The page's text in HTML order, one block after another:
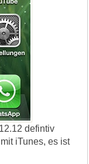
defintiv
iTunes, es ist